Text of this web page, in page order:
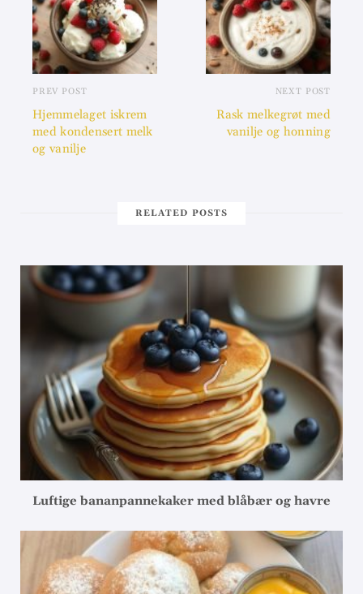
PREV POST
Hjemmelaget iskrem
med kondensert melk
og vanilje
NEXT POST
Rask melkegrøt med
vanilje og honning
RELATED POSTS
Luftige bananpannekaker med blåbær og havre